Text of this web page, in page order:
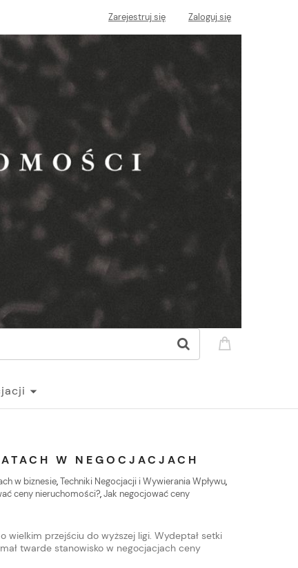
Zarejestruj się Zaloguj się
W NEGOCJACJACH
w biznesie,Techniki Negocjacji i Wywierania Wpływu,
ceny nieruchomości?,Jak negocjować ceny
wielkim przejściu do wyższej ligi. Wydeptał setki
twarde stanowisko w negocjacjach ceny